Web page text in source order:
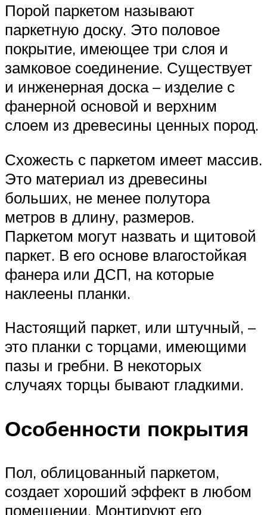
Порой паркетом называют
паркетную доску. Это половое
покрытие, имеющее три слоя и
замковое соединение. Существует
и инженерная доска – изделие с
фанерной основой и верхним
слоем из древесины ценных пород.
Схожесть с паркетом имеет массив.
Это материал из древесины
больших, не менее полутора
метров в длину, размеров.
Паркетом могут назвать и щитовой
паркет. В его основе влагостойкая
фанера или ДСП, на которые
наклеены планки.
Настоящий паркет, или штучный, –
это планки с торцами, имеющими
пазы и гребни. В некоторых
случаях торцы бывают гладкими.
Особенности покрытия
Пол, облицованный паркетом,
создает хороший эффект в любом
помещении. Монтируют его